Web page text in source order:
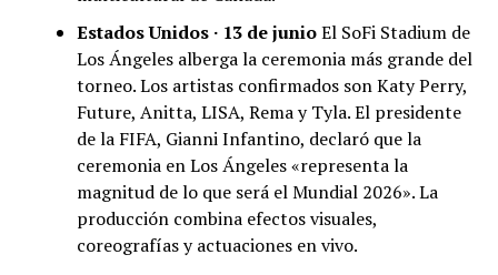
Estados Unidos · 13 de junioEl SoFi Stadium de
Los Ángeles alberga la ceremonia más grande del
torneo. Los artistas confirmados son Katy Perry,
Future, Anitta, LISA, Rema y Tyla. El presidente
de la FIFA, Gianni Infantino, declaró que la
ceremonia en Los Ángeles «representa la
magnitud de lo que será el Mundial 2026». La
producción combina efectos visuales,
coreografías y actuaciones en vivo.